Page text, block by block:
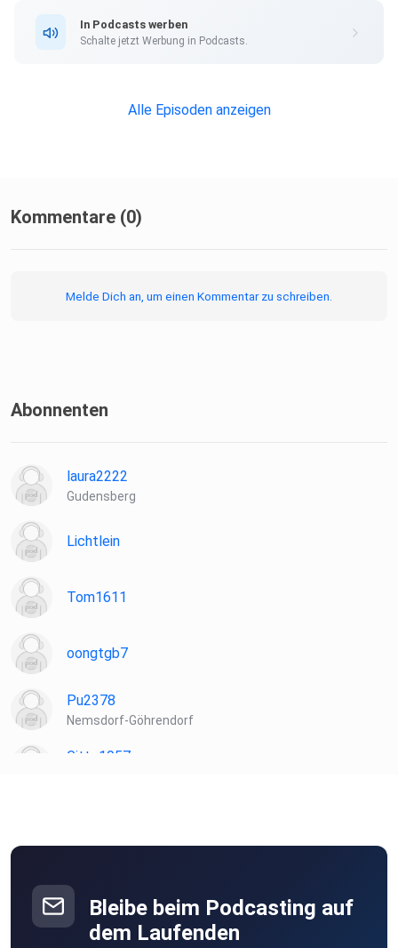
In Podcasts werben
Schalte jetzt Werbung in Podcasts.
Alle Episoden anzeigen
Kommentare (0)
Melde Dich an, um einen Kommentar zu schreiben.
Abonnenten
laura2222
Gudensberg
Lichtlein
Tom1611
oongtgb7
Pu2378
Nemsdorf-Göhrendorf
Gitte1957
Frankfurt am Main
Patipta
Laudenbach
Bleibe beim Podcasting auf
dem Laufenden